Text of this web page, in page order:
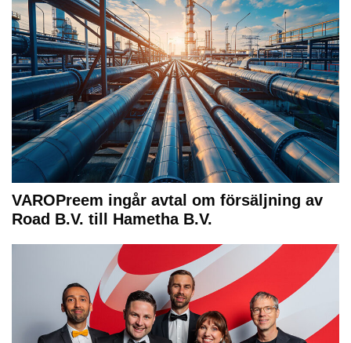
VAROPreem ingår avtal om försäljning av
Road B.V. till Hametha B.V.